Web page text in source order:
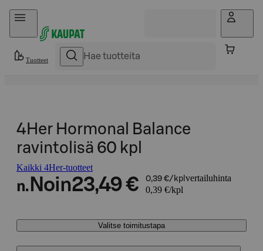
Hyppää sisältöön
Tuotteet
4Her Hormonal Balance
ravintolisä 60 kpl
Kaikki 4Her-tuotteet
n. Noin23,49 € 0,39 €/kpl vertailuhinta
0,39 €/kpl
Valitse toimitustapa